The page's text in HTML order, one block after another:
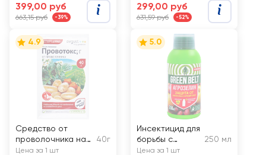
399,00 руб
663,15 руб -39%
299,00 руб
631,59 руб -52%
4.9
Средство от
проволочника на
картофеле
40г
Цена за 1 шт
5.0
Инсектицид для
борьбы с
насекомыми
250 мл
Цена за 1 шт